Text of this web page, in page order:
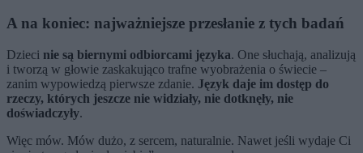
A na koniec: najważniejsze przesłanie z tych badań
Dzieci nie są biernymi odbiorcami języka. One słuchają, analizują
i tworzą w głowie zaskakująco trafne wyobrażenia o świecie –
zanim wypowiedzą pierwsze zdanie. Język daje im dostęp do
rzeczy, których jeszcze nie widziały, nie dotknęły, nie
doświadczyły.
Więc mów. Mów dużo, z sercem, naturalnie. Nawet jeśli wydaje Ci